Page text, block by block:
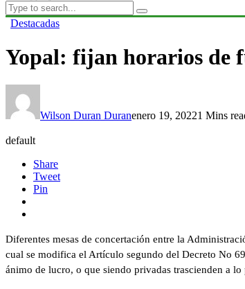
Destacadas
Yopal: fijan horarios de
Wilson Duran Duranenero 19, 20221 Mins
default
Share
Tweet
Pin
Diferentes mesas de concertación entre la
cual se modifica el Artículo segundo del Decreto No
ánimo de lucro, o que siendo privadas trascienden a